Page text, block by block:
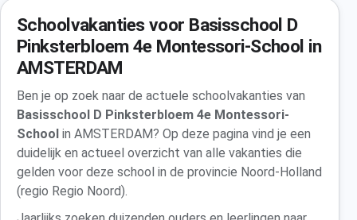
Schoolvakanties voor Basisschool D
Pinksterbloem 4e Montessori-School in
AMSTERDAM
Ben je op zoek naar de actuele schoolvakanties van
Basisschool D Pinksterbloem 4e Montessori-
School in AMSTERDAM? Op deze pagina vind je een
duidelijk en actueel overzicht van alle vakanties die
gelden voor deze school in de provincie Noord-Holland
(regio Regio Noord).